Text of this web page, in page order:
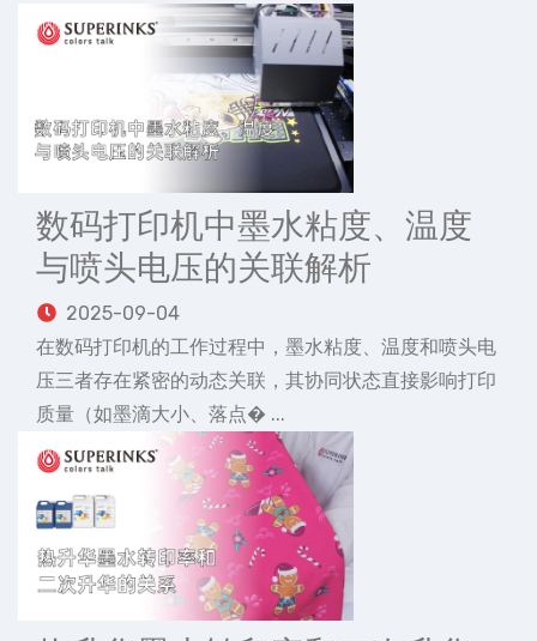
数码打印机中墨水粘度、温度
与喷头电压的关联解析
2025-09-04
在数码打印机的工作过程中，墨水粘度、温度和喷头电
压三者存在紧密的动态关联，其协同状态直接影响打印
质量（如墨滴大小、落点� ...